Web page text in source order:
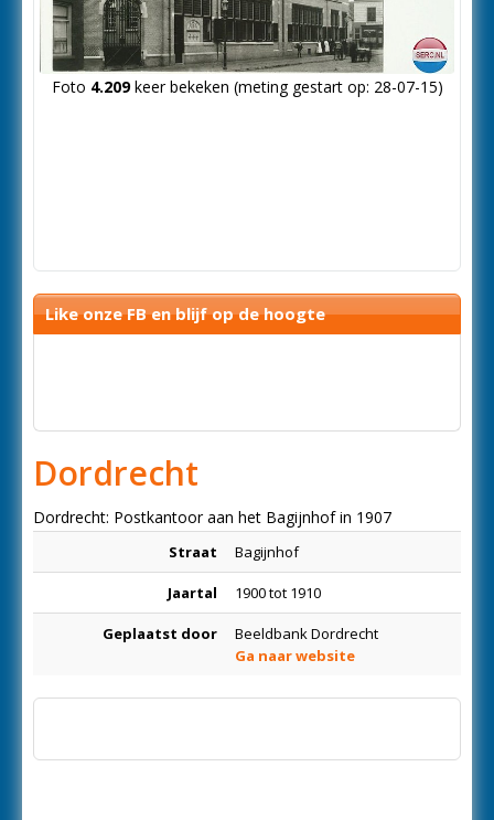
Foto 4.209keer bekeken (meting gestart op: 28-07-15)
Like onze FB en blijf op de hoogte
Dordrecht
Dordrecht: Postkantoor aan het Bagijnhof in 1907
Straat Bagijnhof
Jaartal 1900 tot 1910
Geplaatst door
Beeldbank Dordrecht
Ga naar website